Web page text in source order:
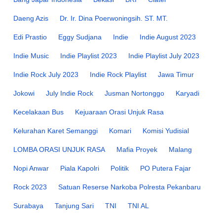
Daeng Azis Dr. Ir. Dina Poerwoningsih. ST. MT.
Edi Prastio Eggy Sudjana Indie Indie August 2023
Indie Music Indie Playlist 2023 Indie Playlist July 2023
Indie Rock July 2023 Indie Rock Playlist Jawa Timur
Jokowi July Indie Rock Jusman Nortonggo Karyadi
Kecelakaan Bus Kejuaraan Orasi Unjuk Rasa
Kelurahan Karet Semanggi Komari Komisi Yudisial
LOMBA ORASI UNJUK RASA Mafia Proyek Malang
Nopi Anwar Piala Kapolri Politik PO Putera Fajar
Rock 2023 Satuan Reserse Narkoba Polresta Pekanbaru
Surabaya Tanjung Sari TNI TNI AL